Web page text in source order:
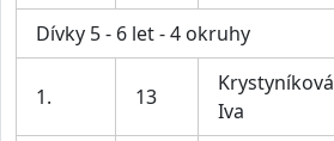
Dívky 5 - 6 let - 4 okruhy
1. 13
Krystyníková
Iva